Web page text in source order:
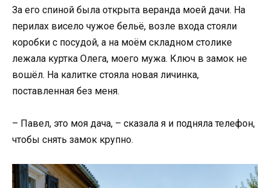
За его спиной была открыта веранда моей дачи. На
перилах висело чужое бельё, возле входа стояли
коробки с посудой, а на моём складном столике
лежала куртка Олега, моего мужа. Ключ в замок не
вошёл. На калитке стояла новая личинка,
поставленная без меня.
– Павел, это моя дача, – сказала я и подняла телефон,
чтобы снять замок крупно.